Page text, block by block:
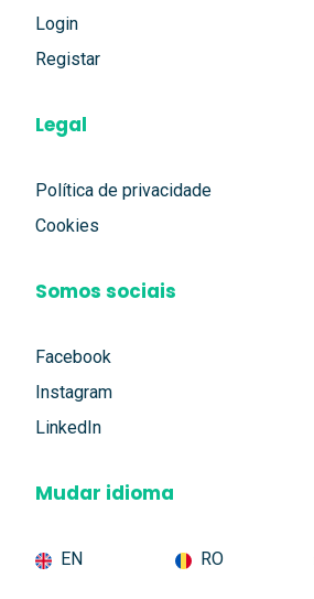
Login
Registar
Legal
Política de privacidade
Cookies
Somos sociais
Facebook
Instagram
LinkedIn
Mudar idioma
EN RO